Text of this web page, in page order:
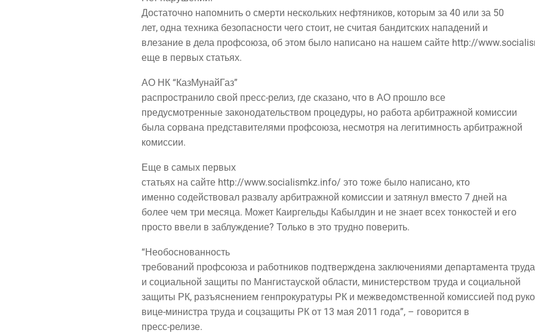
Доста­точ­но напом­нить о смер­ти несколь­ких неф­тя­ни­ков, кото­рым за 40 или за 50
лет, одна тех­ни­ка без­опас­но­сти чего сто­ит, не счи­тая бан­дит­ских напа­де­ний и
вле­за­ние в дела проф­со­ю­за, об этом было напи­са­но на нашем сай­те http://
еще в пер­вых статьях.
АО НК “Каз­Му­най­Газ”
рас­про­стра­ни­ло свой пресс-релиз, где ска­за­но, что в АО про­шло все
преду­смот­рен­ные зако­но­да­тель­ством про­це­ду­ры, но рабо­та арбит­раж­ной комиссии
была сорва­на пред­ста­ви­те­ля­ми проф­со­ю­за, несмот­ря на леги­тим­ность арбитражной
комиссии.
Еще в самых первых
ста­тьях на сай­те http://www.socialismkz.info/ это тоже было напи­са­но, кто
имен­но содей­ство­вал раз­ва­лу арбит­раж­ной комис­сии и затя­нул вме­сто 7 дней на
более чем три меся­ца. Может Каир­гель­ды Кабыл­дин и не зна­ет всех тон­ко­стей и его
про­сто вве­ли в заблуж­де­ние? Толь­ко в это труд­но поверить.
“Необос­но­ван­ность
тре­бо­ва­ний проф­со­ю­за и работ­ни­ков под­твер­жде­на заклю­че­ни­я­ми депар­та­мен­та труда
и соци­аль­ной защи­ты по Ман­ги­ста­уской обла­сти, мини­стер­ством тру­да и социальной
защи­ты РК, разъ­яс­не­ни­ем ген­про­ку­ра­ту­ры РК и меж­ве­дом­ствен­ной комис­си­ей под
вице-мини­стра тру­да и соц­за­щи­ты РК от 13 мая 2011 года”, – гово­рит­ся в
пресс-релизе.